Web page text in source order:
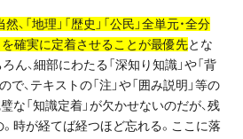
、「地理」「歴史」「公民」全単元・全分
」を確実に定着させることが最優先とな
ん、細部にわたる「深知り知識」や「背
、テキストの「注」や「囲み説明」等の
な「知識定着」が欠かせないのだが、残
時が経てば経つほど忘れる。ここに落